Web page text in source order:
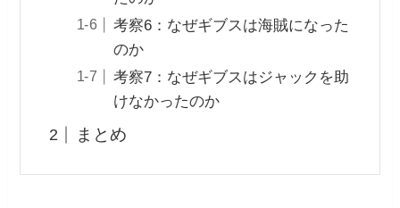
考察6：なぜギブスは海賊になった
のか
考察7：なぜギブスはジャックを助
けなかったのか
まとめ